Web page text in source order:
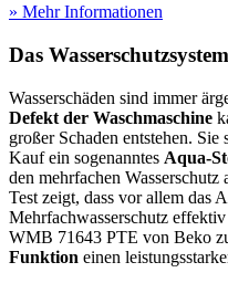
» Mehr Informationen
Das Wasserschutzsystem
Wasserschäden sind immer
Defekt der Waschmaschine
großer Schaden entstehen.
Kauf ein sogenanntes Aqua-
den mehrfachen
Test zeigt, dass vor allem das
Mehrfachwasserschutz
WMB 71643 PTE von Beko
Funktion einen